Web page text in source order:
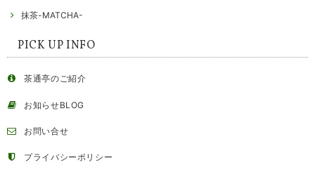
抹茶-MATCHA-
PICK UP INFO
茶通亭のご紹介
お知らせBLOG
お問い合せ
プライバシーポリシー